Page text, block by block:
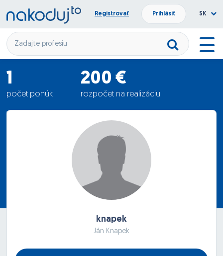
Registrovať Prihlásiť SK
1
počet ponúk
200 €
rozpočet na realizáciu
1000 €
knapek
Ján Knapek